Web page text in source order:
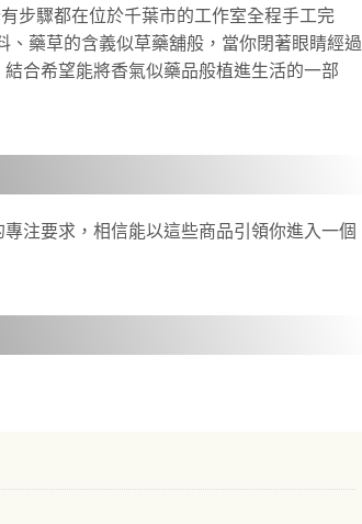
步驟都在位於千葉市的工作室全程手工完
藥草的含義似草藥舖般，當你閉著眼睛經過
合希望能將香氣似藥品般植進生活的一部
注要求，相信能以這些商品引領你進入一個